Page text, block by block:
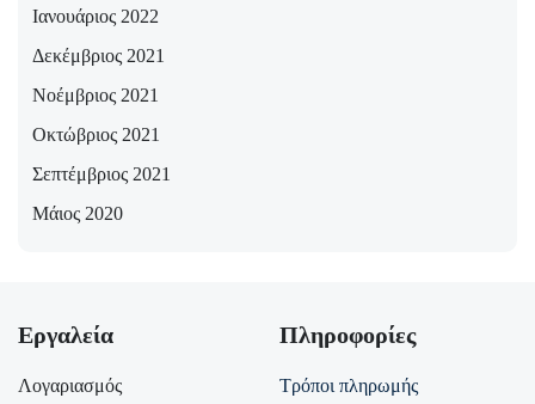
Ιανουάριος 2022
Δεκέμβριος 2021
Νοέμβριος 2021
Οκτώβριος 2021
Σεπτέμβριος 2021
Μάιος 2020
Εργαλεία
Λογαριασμός
Πληροφορίες
Τρόποι πληρωμής